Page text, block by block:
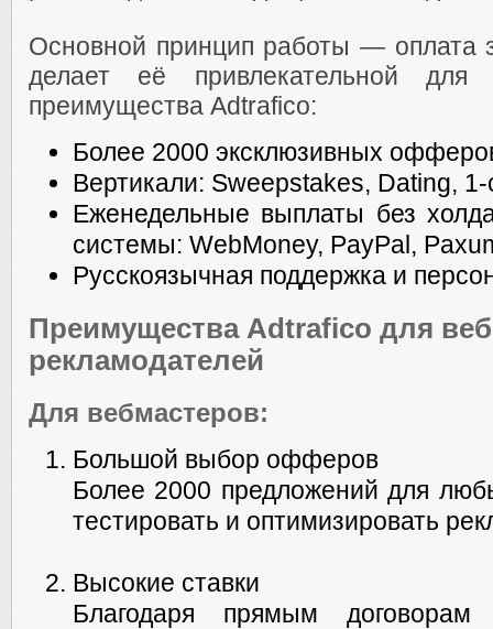
Основной принцип работы — оплата
делает её привлекательной для
преимущества Adtrafico:
Более 2000 эксклюзивных
Вертикали: Sweepstakes, Dating,
Еженедельные выплаты без
системы: WebMoney, PayPal,
Русскоязычная поддержка и
Преимущества Adtrafico для
рекламодателей
Для вебмастеров:
Большой выбор офферов
Более 2000 предложений для
тестировать и оптимизировать
Высокие ставки
Благодаря прямым